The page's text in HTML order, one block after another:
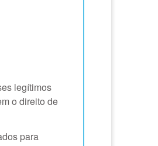
legítimos
o direito de
para